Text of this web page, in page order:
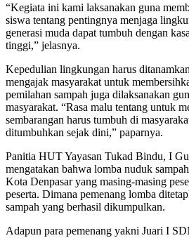
“Kegiata ini kami laksanakan guna
siswa tentang pentingnya menjaga
generasi muda dapat tumbuh dengan
tinggi,” jelasnya.
Kepedulian lingkungan harus
mengajak masyarakat untuk
pemilahan sampah juga dilaksanakan
masyarakat. “Rasa malu tentang untuk
sembarangan harus tumbuh di
ditumbuhkan sejak dini,” paparnya.
Panitia HUT Yayasan Tukad Bindu, I
mengatakan bahwa lomba nuduk
Kota Denpasar yang masing-masing
peserta. Dimana pemenang lomba
sampah yang berhasil dikumpulkan.
Adapun para pemenang yakni Juari I